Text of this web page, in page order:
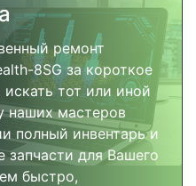
ремонт
8SG за короткое
тот или иной
наших мастеров
полный инвентарь и
для Вашего
быстро,